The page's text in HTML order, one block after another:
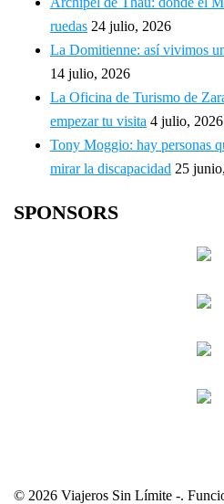
ruedas 24 julio, 2026
La Domitienne: así vivimos
14 julio, 2026
La Oficina de Turismo de
empezar tu visita 4 julio, 2026
Tony Moggio: hay personas
mirar la discapacidad 25
SPONSORS
© 2026 Viajeros Sin Límite -.